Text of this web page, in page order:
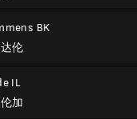
BK
伦
IL
加